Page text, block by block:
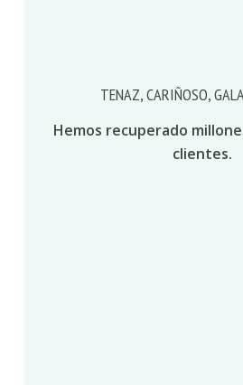
TENAZ, CARIÑOSO,
Hemos recuperado
clientes.